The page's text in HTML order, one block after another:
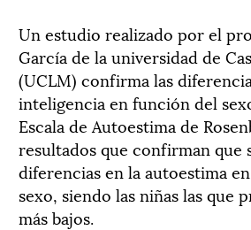
Un estudio realizado por el
García de la universidad de
(UCLM) confirma las
inteligencia en función del
Escala de Autoestima de
resultados que confirman que
diferencias en la autoestima
sexo, siendo las niñas las que
más bajos.